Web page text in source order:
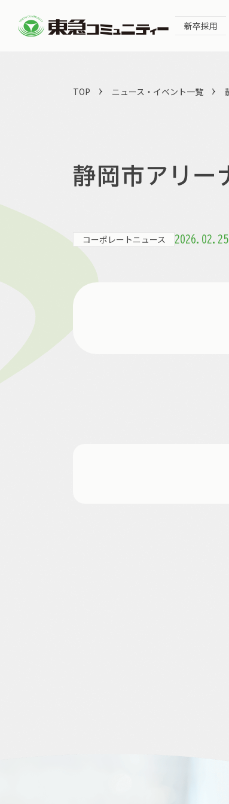
新卒採用
TOP ニュース・イベント一覧
静岡市アリー
コーポレートニュース 2026.02.25